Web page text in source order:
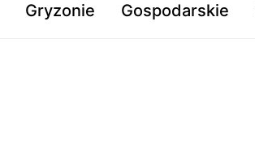
Gryzonie Gospodarskie